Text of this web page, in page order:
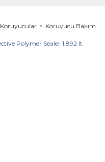
Koruyucular Koruyucu Bakım